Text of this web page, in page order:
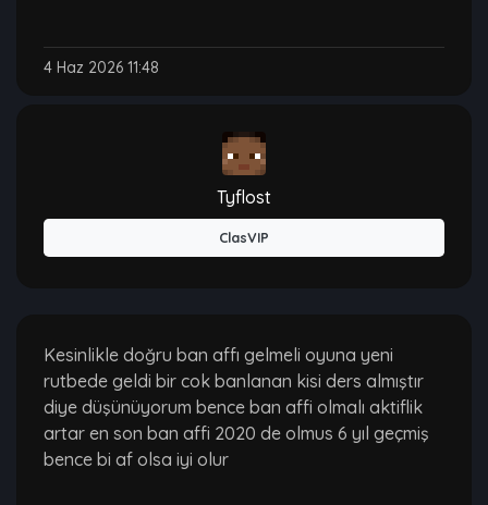
4 Haz 2026 11:48
Tyflost
ClasVIP
Kesinlikle doğru ban affı gelmeli oyuna yeni
rutbede geldi bir cok banlanan kisi ders almıştır
diye düşünüyorum bence ban affi olmalı aktiflik
artar en son ban affi 2020 de olmus 6 yıl geçmiş
bence bi af olsa iyi olur